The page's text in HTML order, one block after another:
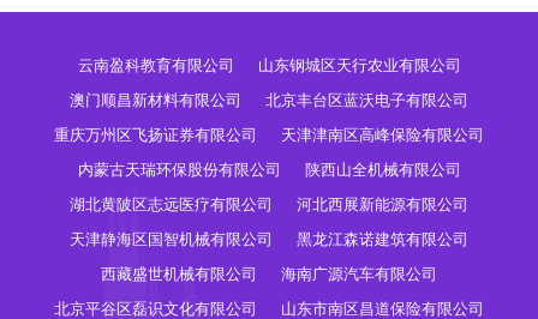
云南盈科教育有限公司
山东钢城区天行农业有限公司
澳门顺昌新材料有限公司
北京丰台区蓝沃电子有限公司
重庆万州区飞扬证券有限公司
天津津南区高峰保险有限公司
内蒙古天瑞环保股份有限公司
陕西山全机械有限公司
湖北黄陂区志远医疗有限公司
河北西展新能源有限公司
天津静海区国智机械有限公司
黑龙江森诺建筑有限公司
西藏盛世机械有限公司
海南广源汽车有限公司
北京平谷区磊识文化有限公司
山东市南区昌道保险有限公司